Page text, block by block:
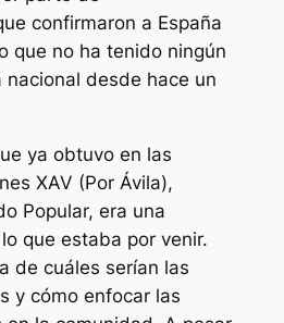
confirmaron a España
que no ha tenido ningún
nacional desde hace un
ya obtuvo en las
XAV (Por Ávila),
Popular, era una
que estaba por venir.
de cuáles serían las
y cómo enfocar las